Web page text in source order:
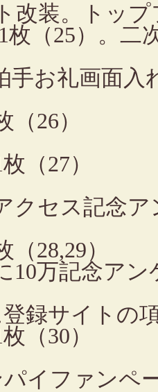
改装。トッ
25）。二次
礼画面入れ
（26）
（27）
クセス記念
（28,29）
10万記念ア
録サイトの
（30）
パイファンペ